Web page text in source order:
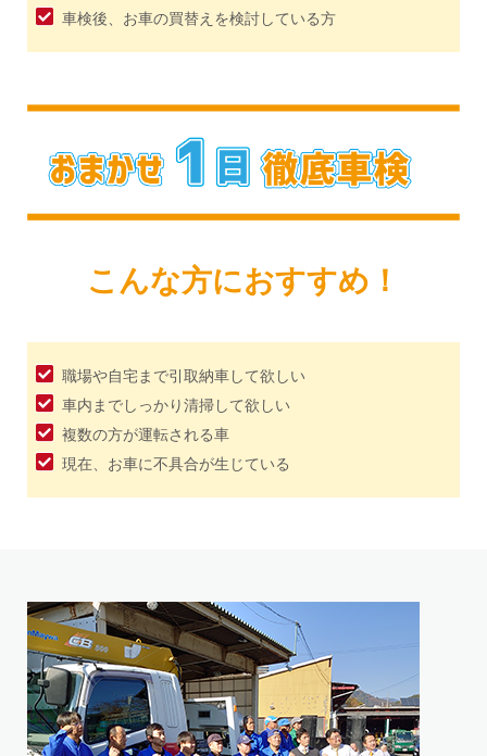
車検後、お車の買替えを検討している方
こんな方におすすめ！
職場や自宅まで引取納車して欲しい
車内までしっかり清掃して欲しい
複数の方が運転される車
現在、お車に不具合が生じている